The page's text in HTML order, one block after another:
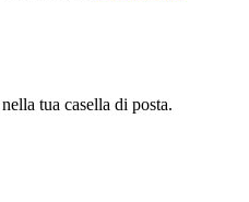
tua casella di posta.